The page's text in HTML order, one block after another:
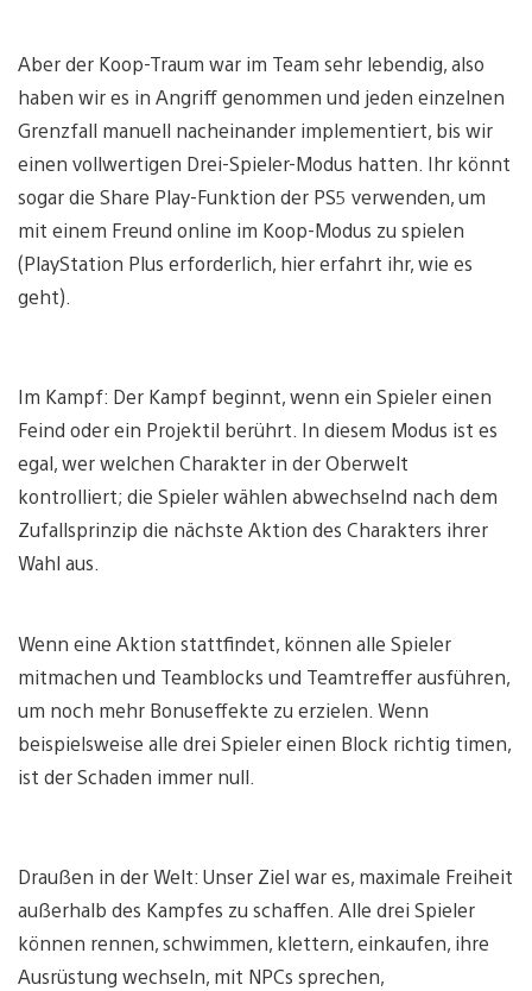
Aber der Koop-Traum war im Team sehr lebendig, also
haben wir es in Angriff genommen und jeden einzelnen
Grenzfall manuell nacheinander implementiert, bis wir
einen vollwertigen Drei-Spieler-Modus hatten. Ihr könnt
sogar die Share Play-Funktion der PS5 verwenden, um
mit einem Freund online im Koop-Modus zu spielen
(PlayStation Plus erforderlich, hier erfahrt ihr, wie es
geht).
Im Kampf: Der Kampf beginnt, wenn ein Spieler einen
Feind oder ein Projektil berührt. In diesem Modus ist es
egal, wer welchen Charakter in der Oberwelt
kontrolliert; die Spieler wählen abwechselnd nach dem
Zufallsprinzip die nächste Aktion des Charakters ihrer
Wahl aus.
Wenn eine Aktion stattfindet, können alle Spieler
mitmachen und Teamblocks und Teamtreffer ausführen,
um noch mehr Bonuseffekte zu erzielen. Wenn
beispielsweise alle drei Spieler einen Block richtig timen,
ist der Schaden immer null.
Draußen in der Welt: Unser Ziel war es, maximale Freiheit
außerhalb des Kampfes zu schaffen. Alle drei Spieler
können rennen, schwimmen, klettern, einkaufen, ihre
Ausrüstung wechseln, mit NPCs sprechen,